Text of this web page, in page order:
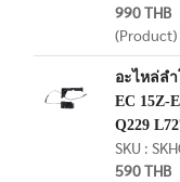
990 THB
(Product)
อะไหล่ล
EC 15Z-
Q229
SKU :
590 THB